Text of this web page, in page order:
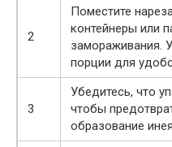
2
Поместите
контейнеры или
замораживания.
порции для
3
Убедитесь, что
чтобы
образование инея.